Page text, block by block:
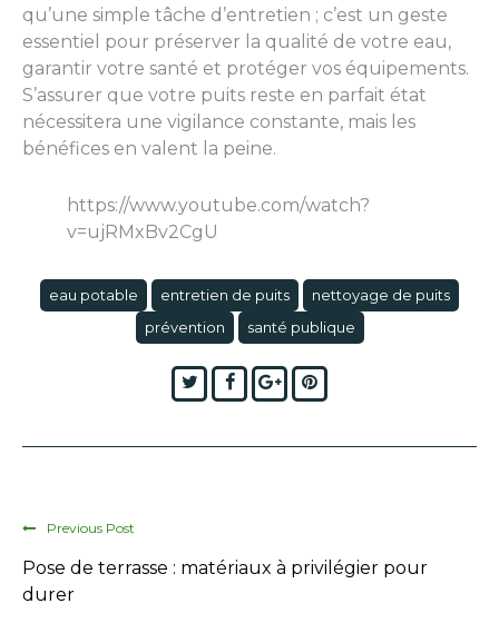
qu’une simple tâche d’entretien ; c’est un geste
essentiel pour préserver la qualité de votre eau,
garantir votre santé et protéger vos équipements.
S’assurer que votre puits reste en parfait état
nécessitera une vigilance constante, mais les
bénéfices en valent la peine.
https://www.youtube.com/watch?
v=ujRMxBv2CgU
eau potable entretien de puits
nettoyage de puits
prévention
santé publique
TwitterFacebook
Google+Pinterest
Previous Post
Pose de terrasse : matériaux à privilégier pour
durer